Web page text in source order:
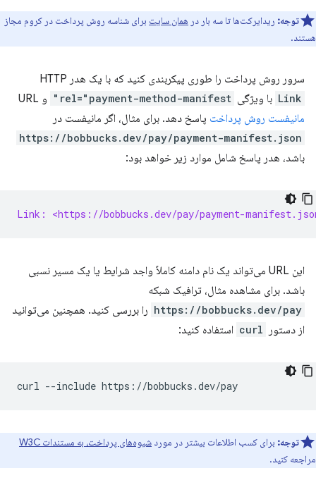
توجه: ریدایرکت‌ها تا سه بار در همان سایت برای شناسه روش پرداخت در کروم مجاز
هستند.
سرور روش پرداخت را طوری پیکربندی کنید که با یک هدر HTTP
Link با ویژگی rel="payment-method-manifest"
و URL
مانیفست روش پرداخت پاسخ دهد. برای مثال، اگر مانیفست در
https://bobbucks.dev/pay/payment-manifest.json
باشد، هدر پاسخ شامل موارد زیر خواهد بود:
Link: <https://bobbucks.dev/pay/payment-
این URL می‌تواند یک نام دامنه کاملاً واجد شرایط یا یک مسیر نسبی
باشد. برای مشاهده مثال، ترافیک شبکه
https://bobbucks.dev/pay را بررسی کنید. همچنین می‌توانید
از دستور
curl استفاده کنید:
curl --include
توجه: برای کسب اطلاعات بیشتر در مورد شیوه‌های پرداخت، به مستندات W3C
مراجعه کنید.